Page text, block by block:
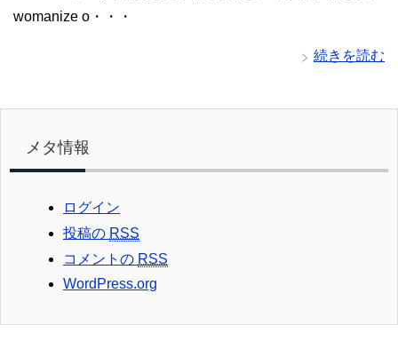
womanize o・・・
続きを読む
メタ情報
ログイン
投稿の RSS
コメントの RSS
WordPress.org